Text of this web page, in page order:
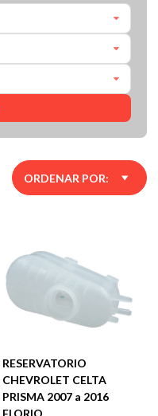
ORDENAR POR:
RESERVATORIO
CHEVROLET CELTA
PRISMA 2007 a 2016